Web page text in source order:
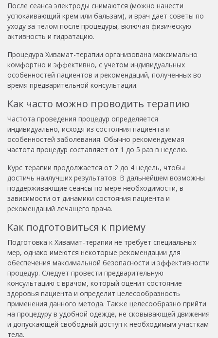
После сеанса электроды снимаются (можно нанести
успокаивающий крем или бальзам), и врач дает советы по
уходу за телом после процедуры, включая физическую
активность и гидратацию.
Процедура Хивамат-терапии организована максимально
комфортно и эффективно, с учетом индивидуальных
особенностей пациентов и рекомендаций, полученных во
время предварительной консультации.
Как часто можно проводить терапию
Частота проведения процедур определяется
индивидуально, исходя из состояния пациента и
особенностей заболевания. Обычно рекомендуемая
частота процедур составляет от 1 до 5 раз в неделю.
Курс терапии продолжается от 2 до 4 недель, чтобы
достичь наилучших результатов. В дальнейшем возможны
поддерживающие сеансы по мере необходимости, в
зависимости от динамики состояния пациента и
рекомендаций лечащего врача.
Как подготовиться к приему
Подготовка к Хивамат-терапии не требует специальных
мер, однако имеются некоторые рекомендации для
обеспечения максимальной безопасности и эффективности
процедур. Следует провести предварительную
консультацию с врачом, который оценит состояние
здоровья пациента и определит целесообразность
применения данного метода. Также целесообразно прийти
на процедуру в удобной одежде, не сковывающей движения
и допускающей свободный доступ к необходимым участкам
тела.